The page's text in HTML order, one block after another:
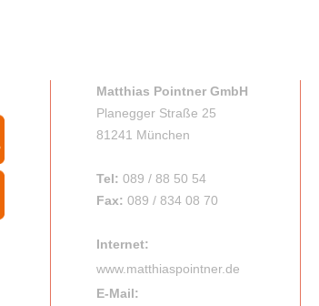
Matthias Pointner GmbH
Planegger Straße 25
81241 München
Tel: 089 / 88 50 54
Fax: 089 / 834 08 70
Internet:
www.matthiaspointner.de
E-Mail: